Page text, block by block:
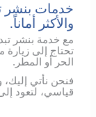
خدمات بنشر
والأكثر أماناً.
مع خدمة بنشر
تحتاج إلى زيارة
الحر أو المطر.
فنحن نأتي
قياسي، لتعود